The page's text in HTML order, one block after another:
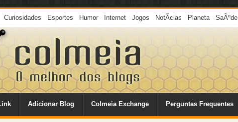
Curiosidades Esportes Humor Internet Jogos NotÃ­cias Planeta SaÃºde
Adicionar Blog Colmeia Exchange Perguntas Frequentes